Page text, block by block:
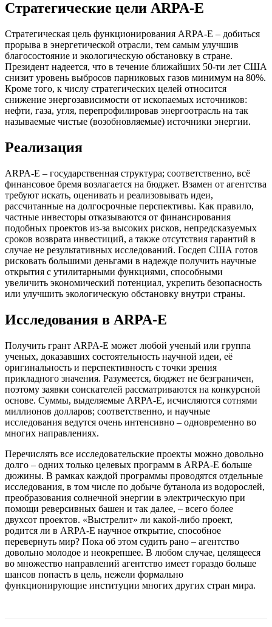
Стратегические цели ARPA-E
Стратегическая цель функционирования ARPA-E – добиться
прорыва в энергетической отрасли, тем самым улучшив
благосостояние и экологическую обстановку в стране.
Президент надеется, что в течение ближайших 50-ти лет США
снизит уровень выбросов парниковых газов минимум на 80%.
Кроме того, к числу стратегических целей относится
снижение энергозависимости от ископаемых источников:
нефти, газа, угля, перепрофилировав энергоотрасль на так
называемые чистые (возобновляемые) источники энергии.
Реализация
ARPA-E – государственная структура; соответственно, всё
финансовое бремя возлагается на бюджет. Взамен от агентства
требуют искать, оценивать и реализовывать идеи,
рассчитанные на долгосрочные перспективы. Как правило,
частные инвесторы отказываются от финансирования
подобных проектов из-за высоких рисков, непредсказуемых
сроков возврата инвестиций, а также отсутствия гарантий в
случае не результативных исследований. Госдеп США готов
рисковать большими деньгами в надежде получить научные
открытия с утилитарными функциями, способными
увеличить экономический потенциал, укрепить безопасность
или улучшить экологическую обстановку внутри страны.
Исследования в ARPA-E
Получить грант ARPA-E может любой ученый или группа
ученых, доказавших состоятельность научной идеи, её
оригинальность и перспективность с точки зрения
прикладного значения. Разумеется, бюджет не безграничен,
поэтому заявки соискателей рассматриваются на конкурсной
основе. Суммы, выделяемые ARPA-E, исчисляются сотнями
миллионов долларов; соответственно, и научные
исследования ведутся очень интенсивно – одновременно во
многих направлениях.
Перечислять все исследовательские проекты можно довольно
долго – одних только целевых программ в ARPA-E больше
дюжины. В рамках каждой программы проводятся отдельные
исследования, в том числе по добыче бутанола из водорослей,
преобразования солнечной энергии в электрическую при
помощи реверсивных башен и так далее, – всего более
двухсот проектов. «Выстрелит» ли какой-либо проект,
родится ли в ARPA-E научное открытие, способное
перевернуть мир? Пока об этом судить рано – агентство
довольно молодое и неокрепшее. В любом случае, целящееся
во множество направлений агентство имеет гораздо больше
шансов попасть в цель, нежели формально
функционирующие институции многих других стран мира.